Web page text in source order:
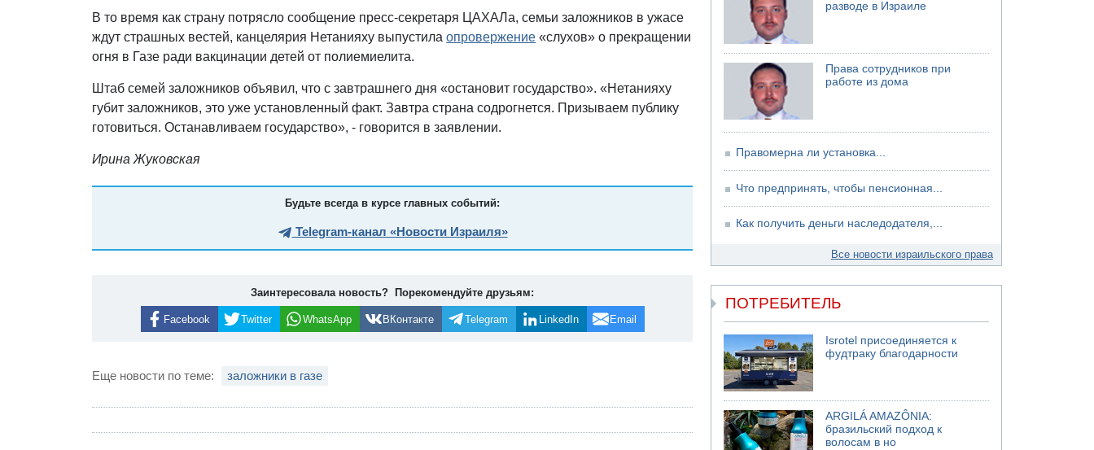
В то время как страну потрясло сообщение пресс-секретаря ЦАХАЛа, семьи заложников в ужасе
ждут страшных вестей, канцелярия Нетанияху выпустилаопровержение «слухов» о прекращении
огня в Газе ради вакцинации детей от полиемиелита.
Штаб семей заложников объявил, что с завтрашнего дня «остановит государство». «Нетанияху
губит заложников, это уже установленный факт. Завтра страна содрогнется. Призываем публику
готовиться. Останавливаем государство», - говорится в заявлении.
Ирина Жуковская
Будьте всегда в курсе главных событий:
Telegram-канал «Новости Израиля»
Заинтересовала новость? Порекомендуйте друзьям:
Facebook Twitter WhatsApp ВКонтакте Telegram LinkedIn Email
Еще новости по теме: заложники в газе
разводе в Израиле
Права сотрудников при
работе из дома
Правомерна ли установка...
Что предпринять, чтобы пенсионная...
Как получить деньги наследодателя,...
Все новости израильского права
ПОТРЕБИТЕЛЬ
Isrotel присоединяется к
фудтраку благодарности
ARGILÁ AMAZÔNIA:
бразильский подход к
волосам в но